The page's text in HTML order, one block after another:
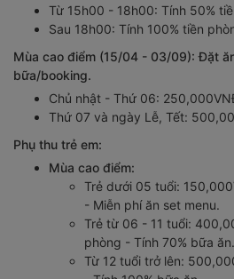
Từ 15h00 - 18h00: Tính 50%
Sau 18h00: Tính 100% tiền
Mùa cao điểm (15/04 - 03/09): Đặt
bữa/booking.
Chủ nhật - Thứ 06:
Thứ 07 và ngày Lễ, Tết:
Phụ thu trẻ em:
Mùa cao điểm:
Trẻ dưới 05 tuổi:
- Miễn phí ăn set menu.
Trẻ từ 06 - 11 tuổi:
phòng - Tính 70% bữa ăn.
Từ 12 tuổi trở lên: